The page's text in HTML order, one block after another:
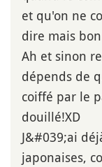
et qu'on ne
dire mais
Ah et sinon
dépends de
coiffé par le
douillé!XD
J&#039;ai
japonaises,